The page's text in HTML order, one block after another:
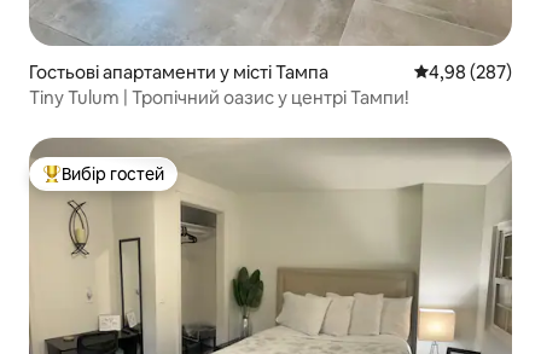
Гостьові апартаменти у місті Тампа Середня
4,98 (287)
Tiny Tulum | Тропічний оазис у центрі Тампи!
Топ вибір гостей
Вибір гостей